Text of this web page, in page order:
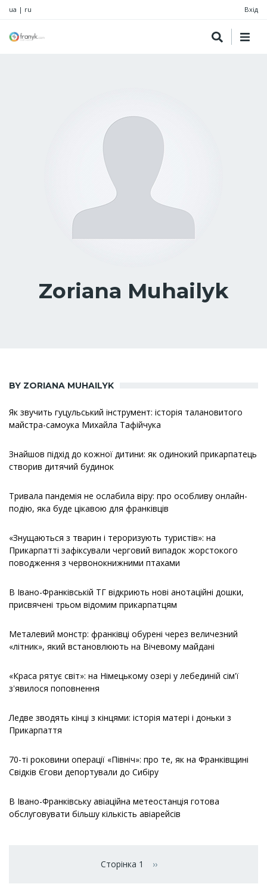
ua | ru Вхід
Zoriana Muhailyk
BY ZORIANA MUHAILYK
Як звучить гуцульський інструмент: історія талановитого
майстра-самоука Михайла Тафійчука
Знайшов підхід до кожної дитини: як одинокий прикарпатець
створив дитячий будинок
Тривала пандемія не ослабила віру: про особливу онлайн-
подію, яка буде цікавою для франківців
«Знущаються з тварин і тероризують туристів»: на
Прикарпатті зафіксували черговий випадок жорстокого
поводження з червонокнижними птахами
В Івано-Франківській ТГ відкриють нові анотаційні дошки,
присвячені трьом відомим прикарпатцям
Металевий монстр: франківці обурені через величезний
«літник», який встановлюють на Вічевому майдані
«Краса рятує світ»: на Німецькому озері у лебединій сім'ї
з'явилося поповнення
Ледве зводять кінці з кінцями: історія матері і доньки з
Прикарпаття
70-ті роковини операції «Північ»: про те, як на Франківщині
Свідків Єгови депортували до Сибіру
В Івано-Франківську авіаційна метеостанція готова
обслуговувати більшу кількість авіарейсів
Сторінка 1 Наступна сторінка
››